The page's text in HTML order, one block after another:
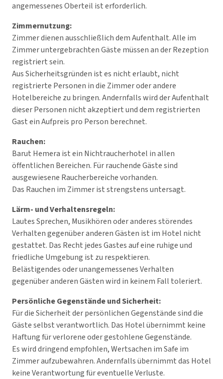
angemessenes Oberteil ist erforderlich.
Zimmernutzung:
Zimmer dienen ausschließlich dem Aufenthalt. Alle im
Zimmer untergebrachten Gäste müssen an der Rezeption
registriert sein.
Aus Sicherheitsgründen ist es nicht erlaubt, nicht
registrierte Personen in die Zimmer oder andere
Hotelbereiche zu bringen. Andernfalls wird der Aufenthalt
dieser Personen nicht akzeptiert und dem registrierten
Gast ein Aufpreis pro Person berechnet.
Rauchen:
Barut Hemera ist ein Nichtraucherhotel in allen
öffentlichen Bereichen. Für rauchende Gäste sind
ausgewiesene Raucherbereiche vorhanden.
Das Rauchen im Zimmer ist strengstens untersagt.
Lärm- und Verhaltensregeln:
Lautes Sprechen, Musikhören oder anderes störendes
Verhalten gegenüber anderen Gästen ist im Hotel nicht
gestattet. Das Recht jedes Gastes auf eine ruhige und
friedliche Umgebung ist zu respektieren.
Belästigendes oder unangemessenes Verhalten
gegenüber anderen Gästen wird in keinem Fall toleriert.
Persönliche Gegenstände und Sicherheit:
Für die Sicherheit der persönlichen Gegenstände sind die
Gäste selbst verantwortlich. Das Hotel übernimmt keine
Haftung für verlorene oder gestohlene Gegenstände.
Es wird dringend empfohlen, Wertsachen im Safe im
Zimmer aufzubewahren. Andernfalls übernimmt das Hotel
keine Verantwortung für eventuelle Verluste.